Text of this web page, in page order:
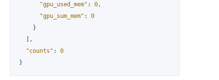
"gpu_used_mem" : 0,
"gpu_sum_mem" :
0
}
,
"counts" :
0
}